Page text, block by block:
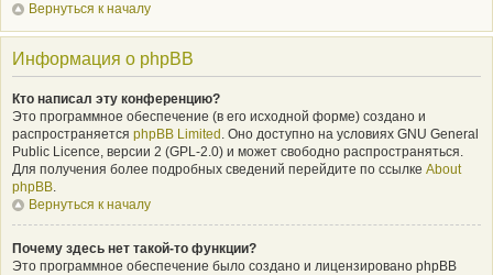
Вернуться к началу
Информация о phpBB
Кто написал эту конференцию?
Это программное обеспечение (в его исходной форме) создано и
распространяется phpBB Limited . Оно доступно на условиях GNU General
Public Licence, версии 2 (GPL-2.0) и может свободно распространяться.
Для получения более подробных сведений перейдите по ссылке About
phpBB.
Вернуться к началу
Почему здесь нет такой-то функции?
Это программное обеспечение было создано и лицензировано phpBB